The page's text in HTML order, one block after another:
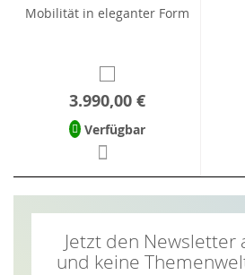
Mobilität in eleganter Form
3.990,00 €
Verfügbar
Jetzt den Newsletter
und keine